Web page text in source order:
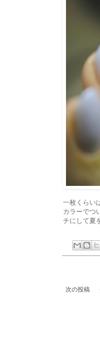
一枚くらい
カラーでつ
チにして夏
次の投稿